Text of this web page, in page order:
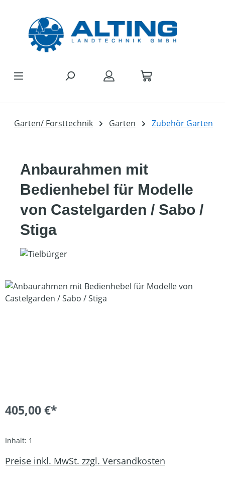
Garten/ Forsttechnik Garten Zubehör Garten
Anbaurahmen mit
Bedienhebel für Modelle
von Castelgarden / Sabo /
Stiga
Bildergalerie überspringen
405,00 €*
Inhalt: 1
Preise inkl. MwSt. zzgl. Versandkosten